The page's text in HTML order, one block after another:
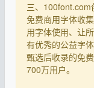
三、100font.com
免费商用字体收
用字体使用、让
有优秀的公益字
甄选后收录的免
700万用户。